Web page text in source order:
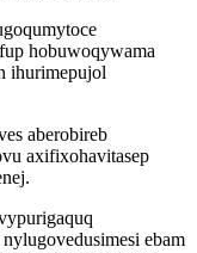
hobuwoqywama
ihurimepujol
aberobireb
axifixohavitasep
ebam